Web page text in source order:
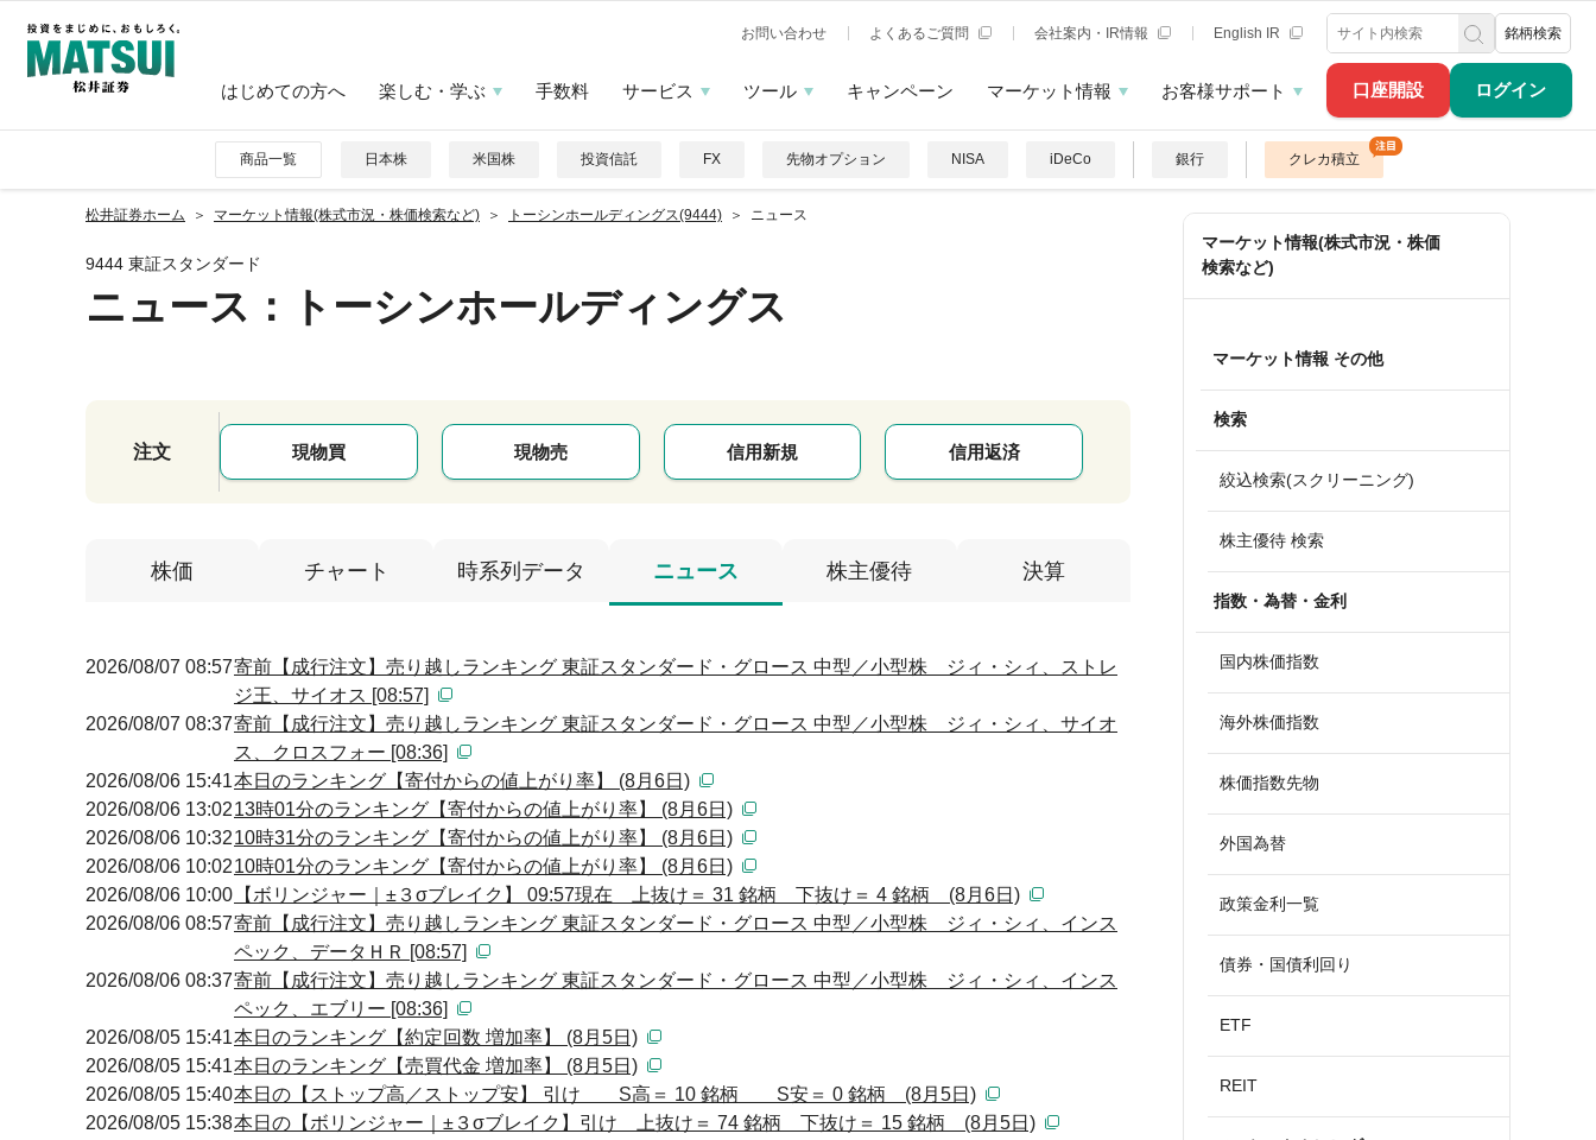
口座開設 ログイン
お問い合わせ よくあるご質問 会社案内・IR情報 English IR 銘柄検索
はじめての方へ 楽しむ・学ぶ 手数料 サービス ツール キャンペーン マーケット情報 お客様サポート
商品一覧 日本株 米国株 投資信託 FX 先物オプション NISA iDeCo 銀行 クレカ積立
松井証券ホーム マーケット情報(株式市況・株価検索など) トーシンホールディングス(9444) ニュース
9444 東証スタンダード
ニュース ：トーシンホールディングス
注文 現物買 現物売 信用新規 信用返済
株価 チャート 時系列データ ニュース 株主優待 決算
2026/08/07 08:57寄前【成行注文】売り越しランキング 東証スタンダード・グロース 中型／小型株 ジィ・シィ、ストレ
ジ王、サイオス [08:57]
2026/08/07 08:37寄前【成行注文】売り越しランキング 東証スタンダード・グロース 中型／小型株 ジィ・シィ、サイオ
ス、クロスフォー [08:36]
2026/08/06 15:41本日のランキング【寄付からの値上がり率】 (8月6日)
2026/08/06 13:0213時01分のランキング【寄付からの値上がり率】 (8月6日)
2026/08/06 10:3210時31分のランキング【寄付からの値上がり率】 (8月6日)
2026/08/06 10:0210時01分のランキング【寄付からの値上がり率】 (8月6日)
2026/08/06 10:00 【ボリンジャー｜±３σブレイク】 09:57現在 上抜け＝ 31 銘柄 下抜け＝ 4 銘柄 (8月6日)
2026/08/06 08:57寄前【成行注文】売り越しランキング 東証スタンダード・グロース 中型／小型株 ジィ・シィ、インス
ペック、データＨＲ [08:57]
2026/08/06 08:37寄前【成行注文】売り越しランキング 東証スタンダード・グロース 中型／小型株 ジィ・シィ、インス
ペック、エブリー [08:36]
2026/08/05 15:41本日のランキング【約定回数 増加率】 (8月5日)
2026/08/05 15:41本日のランキング【売買代金 増加率】 (8月5日)
2026/08/05 15:40本日の【ストップ高／ストップ安】 引け S高＝ 10 銘柄 S安＝ 0 銘柄 (8月5日)
2026/08/05 15:38本日の【ボリンジャー｜±３σブレイク】引け 上抜け＝ 74 銘柄 下抜け＝ 15 銘柄 (8月5日)
マーケット情報(株式市況・株価
検索など)
マーケット情報 その他
検索
絞込検索(スクリーニング)
株主優待 検索
指数・為替・金利
国内株価指数
海外株価指数
株価指数先物
外国為替
政策金利一覧
債券・国債利回り
ETF
REIT